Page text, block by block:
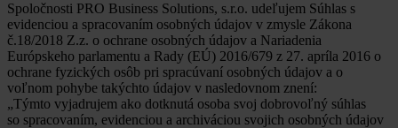
Spoločnosti PRO Business Solutions, s.r.o. udeľujem Súhlas s
evidenciou a spracovaním osobných údajov v zmysle Zákona
č.18/2018 Z.z. o ochrane osobných údajov a Nariadenia
Európskeho parlamentu a Rady (EÚ) 2016/679 z 27. apríla 2016 o
ochrane fyzických osôb pri spracúvaní osobných údajov a o
voľnom pohybe takýchto údajov v nasledovnom znení:
„Týmto vyjadrujem ako dotknutá osoba svoj dobrovoľný súhlas
so spracovaním, evidenciou a archiváciou svojich osobných údajov